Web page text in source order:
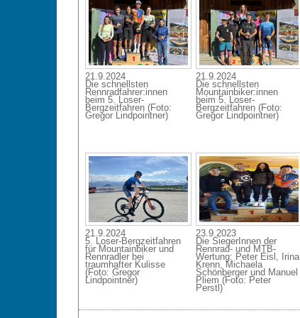
21.9.2024
Die schnellsten
Rennradfahrer:innen
beim 5. Loser-
Bergzeitfahren (Foto:
Gregor Lindpointner)
21.9.2024
Die schnellsten
Mountainbiker:innen
beim 5. Loser-
Bergzeitfahren (Foto:
Gregor Lindpointner)
21.9.2024
5. Loser-Bergzeitfahren
für Mountainbiker und
Rennradler bei
traumhafter Kulisse
(Foto: Gregor
Lindpointner)
23.9.2023
Die SiegerInnen der
Rennrad- und MTB-
Wertung: Peter Eisl, Irina
Krenn, Michaela
Schönberger und Manuel
Pliem (Foto: Peter
Perstl)